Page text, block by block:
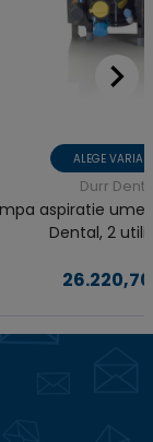
ALEGE
Durr
aspiratie
Dental, 2